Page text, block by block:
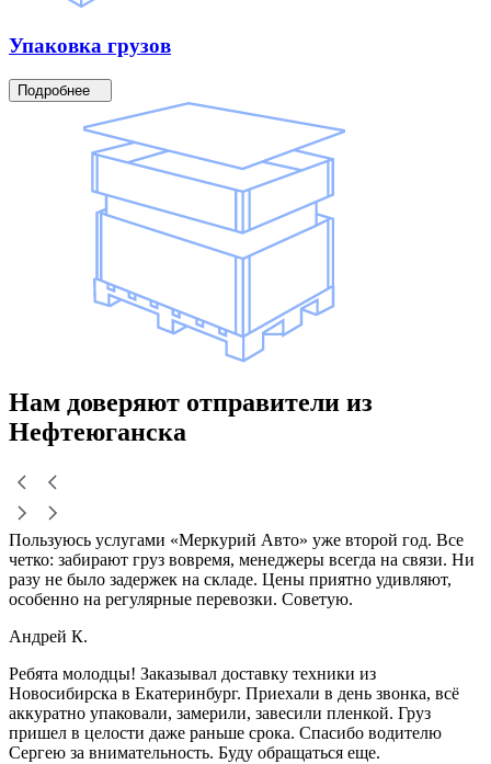
Упаковка грузов
Подробнее
Нам доверяют отправители из
Нефтеюганска
Пользуюсь услугами «Меркурий Авто» уже второй год. Все
четко: забирают груз вовремя, менеджеры всегда на связи. Ни
разу не было задержек на складе. Цены приятно удивляют,
особенно на регулярные перевозки. Советую.
Андрей К.
Ребята молодцы! Заказывал доставку техники из
Новосибирска в Екатеринбург. Приехали в день звонка, всё
аккуратно упаковали, замерили, завесили пленкой. Груз
пришел в целости даже раньше срока. Спасибо водителю
Сергею за внимательность. Буду обращаться еще.